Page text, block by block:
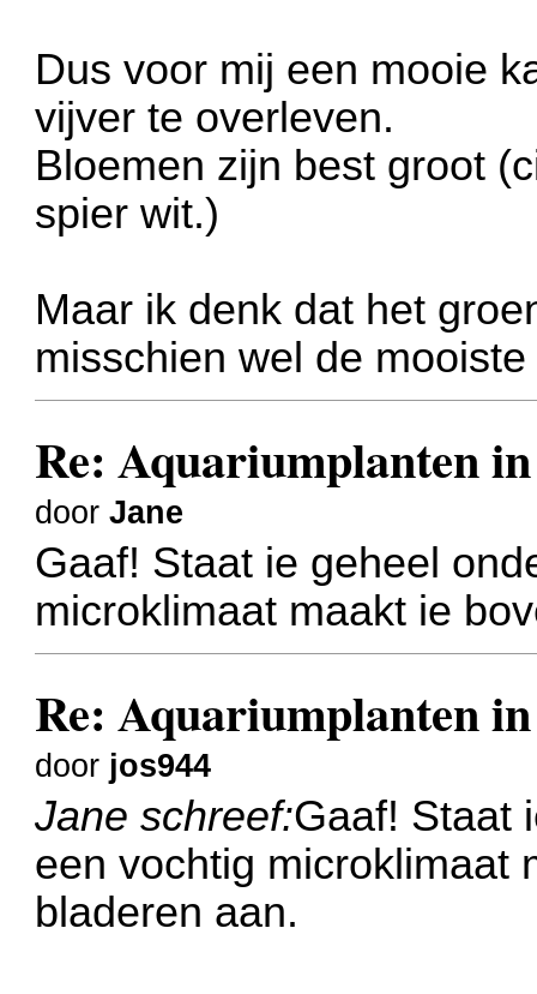
Dus voor mij een mooie
vijver te overleven.
Bloemen zijn best groot
spier wit.)
Maar ik denk dat het
misschien wel de
Re: Aquariumplanten
doorJane
Gaaf! Staat ie geheel
microklimaat maakt ie
Re: Aquariumplanten
door jos944
Jane schreef:Gaaf! Staat
een vochtig microklimaat
bladeren aan.